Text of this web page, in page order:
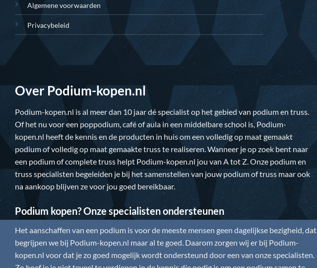
Algemene voorwaarden
Privacybeleid
Over Podium-kopen.nl
Podium-kopen.nl is al meer dan 10 jaar dé specialist op het gebied van podium en truss.
Of het nu voor een poppodium, café of aula in een middelbare school is,Podium-
kopen.nl heeft de kennis en de producten in huis om een volledig op maat gemaakt
podium of volledig op maat gemaakte truss te realiseren. Wanneer je op zoek bent naar
een podium of complete truss helpt Podium-kopen.nl jou van A tot Z. Onze podium en
truss specialisten begeleiden je bij het samenstellen van jouw podium of truss maar ook
na aankoop blijven ze voor jou goed bereikbaar.
Podium kopen? Onze specialisten ondersteunen
Het aanschaffen van een podium is voor de meeste mensen geen dagelijkse bezigheid, dat
begrijpen we bij Podium-kopen.nl maar al te goed. Daarom zorgen wij er bij Podium-
kopen.nl voor dat je zo goed mogelijk wordt ondersteund door een van onze specialisten.